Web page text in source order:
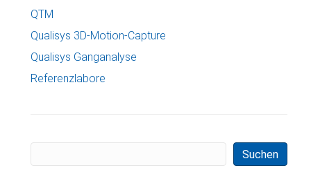
QTM
Qualisys 3D-Motion-Capture
Qualisys Ganganalyse
Referenzlabore
Suchen